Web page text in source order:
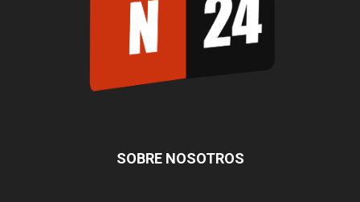
SOBRE NOSOTROS